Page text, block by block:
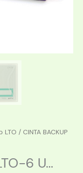
LTO / CINTA BACKUP
6 U...